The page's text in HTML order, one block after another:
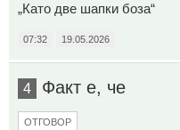
„Като две шапки боза“
07:32 19.05.2026
4 Факт е, че
ОТГОВОР